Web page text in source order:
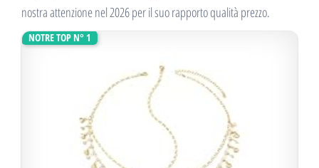
nostra attenzione nel 2026 per il suo rapporto qualità prezzo.
NOTRE TOP N° 1